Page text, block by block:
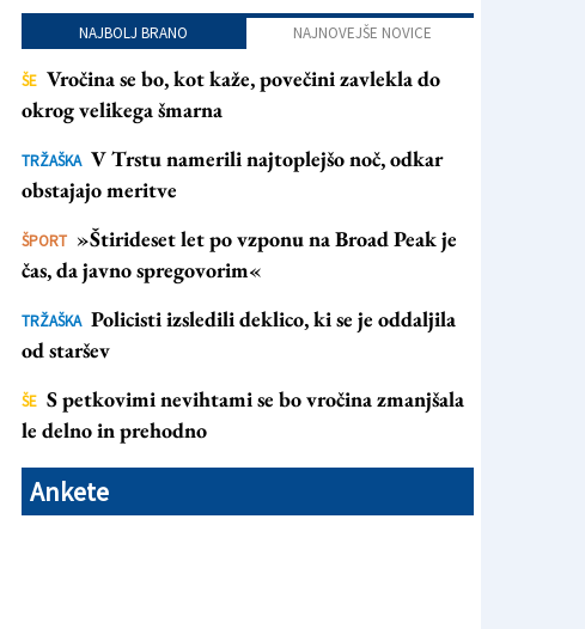
NAJBOLJ BRANO NAJNOVEJŠE NOVICE
ŠE Vročina se bo, kot kaže, povečini zavlekla do
okrog velikega šmarna
TRŽAŠKA V Trstu namerili najtoplejšo noč, odkar
obstajajo meritve
ŠPORT »Štirideset let po vzponu na Broad Peak je
čas, da javno spregovorim«
TRŽAŠKA Policisti izsledili deklico, ki se je oddaljila
od staršev
ŠE S petkovimi nevihtami se bo vročina zmanjšala
le delno in prehodno
Ankete